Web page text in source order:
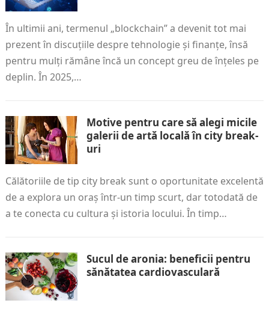
În ultimii ani, termenul „blockchain” a devenit tot mai
prezent în discuțiile despre tehnologie și finanțe, însă
pentru mulți rămâne încă un concept greu de înțeles pe
deplin. În 2025,…
Motive pentru care să alegi micile
galerii de artă locală în city break-
uri
Călătoriile de tip city break sunt o oportunitate excelentă
de a explora un oraș într-un timp scurt, dar totodată de
a te conecta cu cultura și istoria locului. În timp…
Sucul de aronia: beneficii pentru
sănătatea cardiovasculară